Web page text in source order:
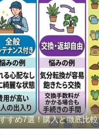
すめ7選！購入と徹底比較